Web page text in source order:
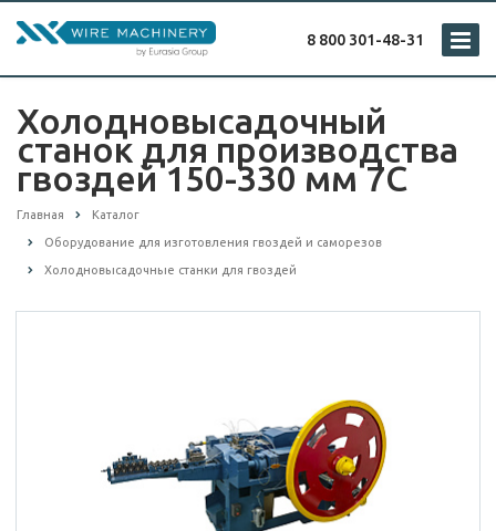
8 800 301-48-31
Холодновысадочный
станок для производства
гвоздей 150-330 мм 7С
Главная Каталог
Оборудование для изготовления гвоздей и саморезов
Холодновысадочные станки для гвоздей